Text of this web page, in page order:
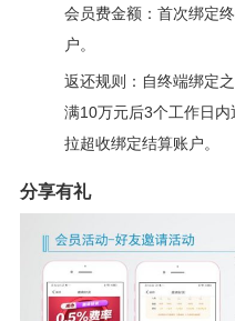
会员费金额：首次绑定
户。
返还规则：自终端绑定
满10万元后3个工作日
拉超收绑定结算账户。
分享有礼